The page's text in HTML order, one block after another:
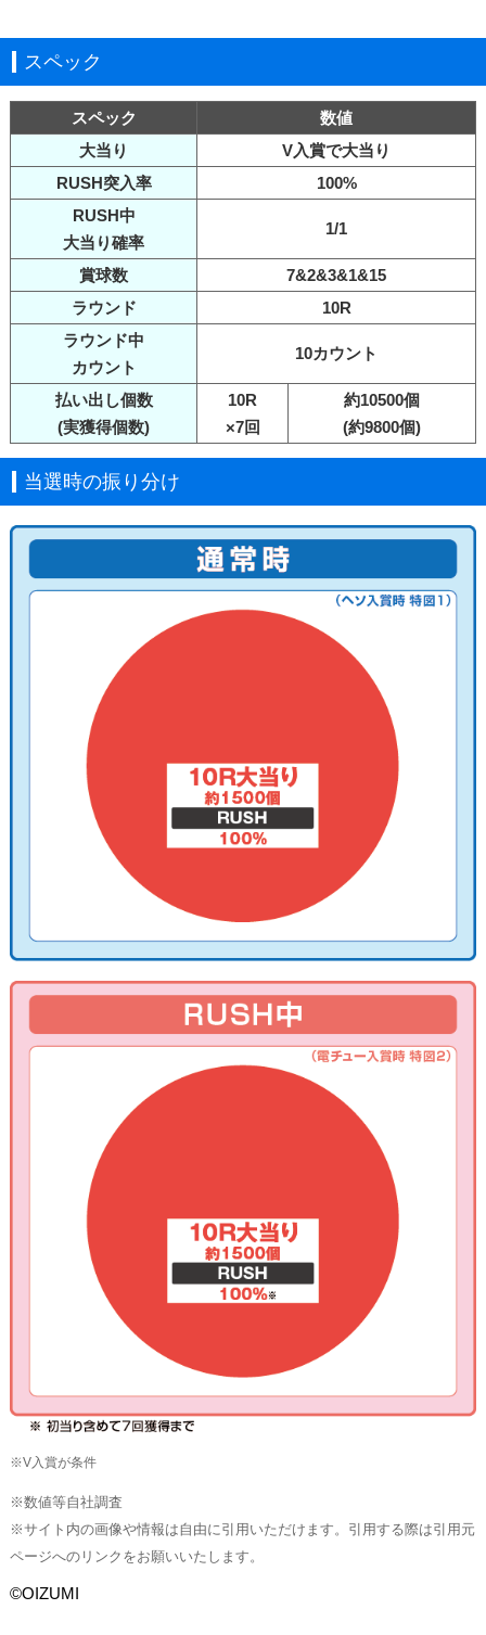
スペック
スペック
数値
大当り
V入賞で大当り
RUSH突入率
100%
RUSH中
大当り確率
1/1
賞球数
7&2&3&1&15
ラウンド
10R
ラウンド中
カウント
10カウント
払い出し個数
(実獲得個数)
10R
×7回
約10500個
(約9800個)
当選時の振り分け
※V入賞が条件
※数値等自社調査
※サイト内の画像や情報は自由に引用いただけます。引用する際は引用元
ページへのリンクをお願いいたします。
©OIZUMI